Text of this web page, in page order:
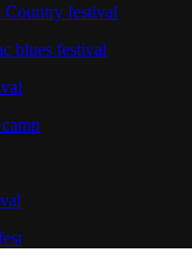
festival
blues festival